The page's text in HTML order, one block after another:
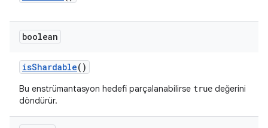
boolean
isShardable()
Bu enstrümantasyon hedefi parçalanabilirse true değerini
döndürür.